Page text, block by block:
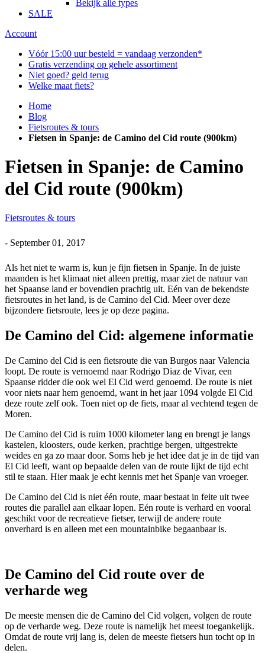
Bekijk alle types
SALE
Account
Vóór 15:00 uur besteld = vandaag verzonden*
Gratis verzending op gehele assortiment
Niet goed? geld terug
Welke maat fiets?
Home
Blog
Fietsroutes & tours
Fietsen in Spanje: de Camino del Cid route (900km)
Fietsen in Spanje: de Camino
del Cid route (900km)
Fietsroutes & tours
- September 01, 2017
Als het niet te warm is, kun je fijn fietsen in Spanje. In de juiste
maanden is het klimaat niet alleen prettig, maar ziet de natuur van
het Spaanse land er bovendien prachtig uit. Eén van de bekendste
fietsroutes in het land, is de Camino del Cid. Meer over deze
bijzondere fietsroute, lees je op deze pagina.
De Camino del Cid: algemene informatie
De Camino del Cid is een fietsroute die van Burgos naar Valencia
loopt. De route is vernoemd naar Rodrigo Diaz de Vivar, een
Spaanse ridder die ook wel El Cid werd genoemd. De route is niet
voor niets naar hem genoemd, want in het jaar 1094 volgde El Cid
deze route zelf ook. Toen niet op de fiets, maar al vechtend tegen de
Moren.
De Camino del Cid is ruim 1000 kilometer lang en brengt je langs
kastelen, kloosters, oude kerken, prachtige bergen, uitgestrekte
weides en ga zo maar door. Soms heb je het idee dat je in de tijd van
El Cid leeft, want op bepaalde delen van de route lijkt de tijd echt
stil te staan. Hier maak je echt kennis met het Spanje van vroeger.
De Camino del Cid is niet één route, maar bestaat in feite uit twee
routes die parallel aan elkaar lopen. Eén route is verhard en vooral
geschikt voor de recreatieve fietser, terwijl de andere route
onverhard is en alleen met een mountainbike begaanbaar is.
De Camino del Cid route over de
verharde weg
De meeste mensen die de Camino del Cid volgen, volgen de route
op de verharde weg. Deze route is namelijk het meest toegankelijk.
Omdat de route vrij lang is, delen de meeste fietsers hun tocht op in
delen.